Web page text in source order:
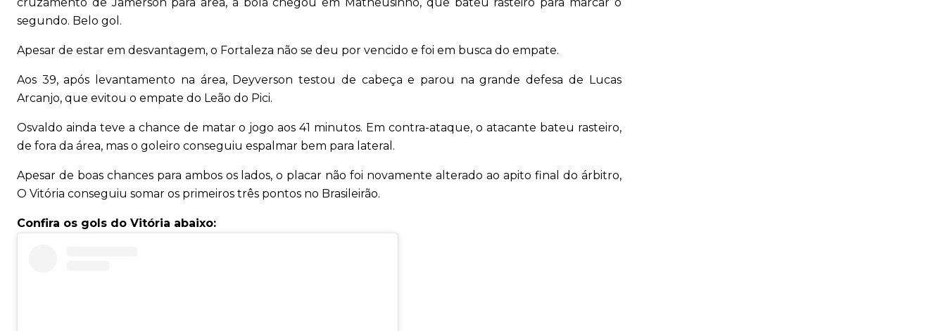
segundo. Belo gol.
Apesar de estar em desvantagem, o Fortaleza não se deu por vencido e foi em busca do empate.
Aos 39, após levantamento na área, Deyverson testou de cabeça e parou na grande defesa de Lucas
Arcanjo, que evitou o empate do Leão do Pici.
Osvaldo ainda teve a chance de matar o jogo aos 41 minutos. Em contra-ataque, o atacante bateu rasteiro,
de fora da área, mas o goleiro conseguiu espalmar bem para lateral.
Apesar de boas chances para ambos os lados, o placar não foi novamente alterado ao apito final do árbitro,
O Vitória conseguiu somar os primeiros três pontos no Brasileirão.
Confira os gols do Vitória abaixo: